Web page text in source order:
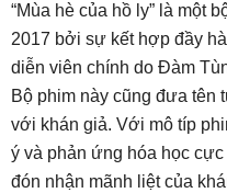
“Mùa hè của hồ ly” là một
2017 bởi sự kết hợp đầy
diễn viên chính do Đàm
Bộ phim này cũng đưa tên
với khán giả. Với mô típ
ý và phản ứng hóa học
đón nhận mãnh liệt của